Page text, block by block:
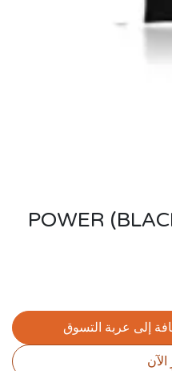
POWER
إلى عربة التسوق